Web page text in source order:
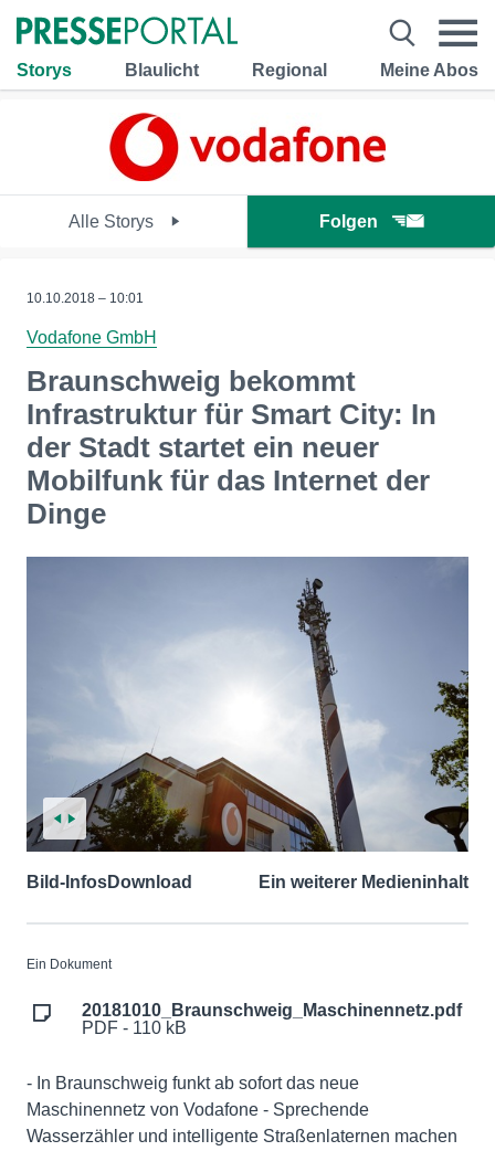
Storys Blaulicht Regional Meine Abos
Alle Storys Folgen
10.10.2018 – 10:01
Vodafone GmbH
Braunschweig bekommt
Infrastruktur für Smart City: In
der Stadt startet ein neuer
Mobilfunk für das Internet der
Dinge
Bild-InfosDownload Ein weiterer Medieninhalt
Ein Dokument
20181010_Braunschweig_Maschinennetz.pdf
PDF - 110 kB
- In Braunschweig funkt ab sofort das neue
Maschinennetz von Vodafone - Sprechende
Wasserzähler und intelligente Straßenlaternen machen